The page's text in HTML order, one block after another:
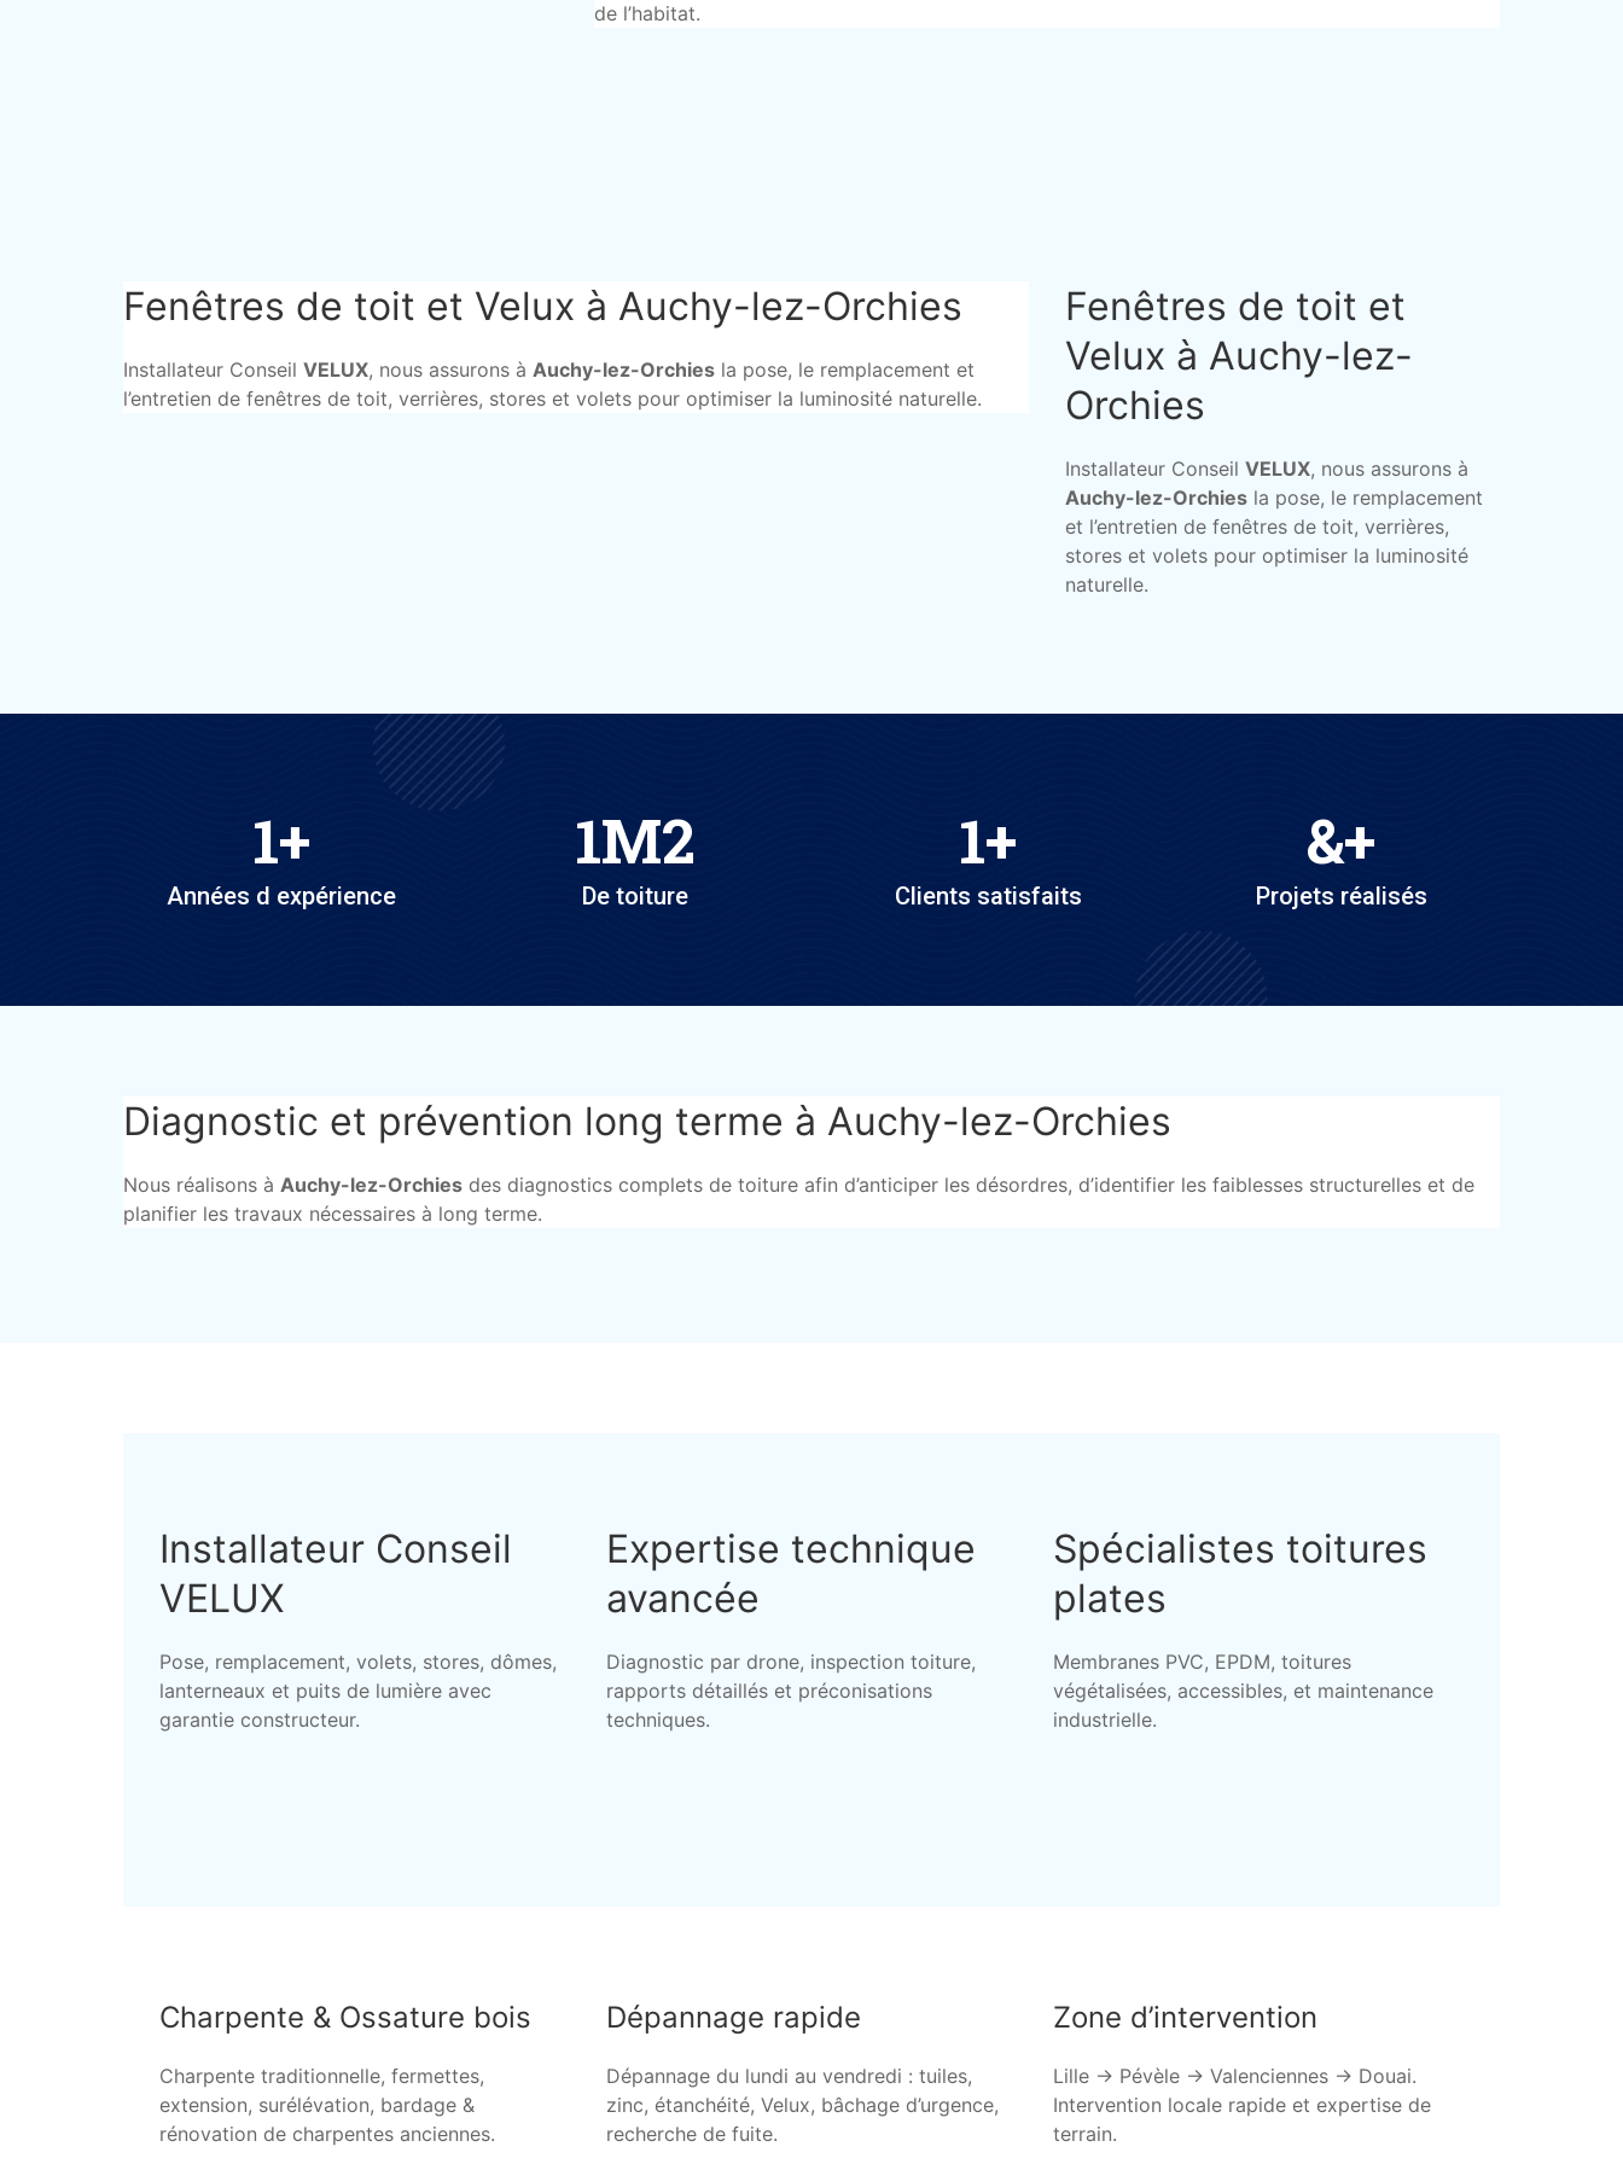
de l’habitat.
Fenêtres de toit et Velux à Auchy-lez-Orchies
Installateur Conseil VELUX, nous assurons à Auchy-lez-Orchies la pose, le remplacement et
l’entretien de fenêtres de toit, verrières, stores et volets pour optimiser la luminosité naturelle.
Fenêtres de toit et
Velux à Auchy-lez-
Orchies
Installateur Conseil VELUX, nous assurons à
Auchy-lez-Orchies la pose, le remplacement
et l’entretien de fenêtres de toit, verrières,
stores et volets pour optimiser la luminosité
naturelle.
1+
Années d expérience
1M2
De toiture
1+
Clients satisfaits
&+
Projets réalisés
Diagnostic et prévention long terme à Auchy-lez-Orchies
Nous réalisons à Auchy-lez-Orchies des diagnostics complets de toiture afin d’anticiper les désordres, d’identifier les faiblesses structurelles et de
planifier les travaux nécessaires à long terme.
Installateur Conseil
VELUX
Pose, remplacement, volets, stores, dômes,
lanterneaux et puits de lumière avec
garantie constructeur.
Expertise technique
avancée
Diagnostic par drone, inspection toiture,
rapports détaillés et préconisations
techniques.
Spécialistes toitures
plates
Membranes PVC, EPDM, toitures
végétalisées, accessibles, et maintenance
industrielle.
Charpente & Ossature bois
Charpente traditionnelle, fermettes,
extension, surélévation, bardage &
rénovation de charpentes anciennes.
Dépannage rapide
Dépannage du lundi au vendredi : tuiles,
zinc, étanchéité, Velux, bâchage d’urgence,
recherche de fuite.
Zone d’intervention
Lille → Pévèle → Valenciennes → Douai.
Intervention locale rapide et expertise de
terrain.